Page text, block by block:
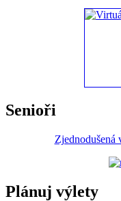
Senioři
Zjednodušená
Plánuj výlety